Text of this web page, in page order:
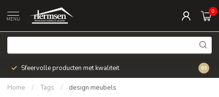
MENU
0
Sfeervolle producten met kwaliteit Snel
8.5
Home / Tags / design meubels